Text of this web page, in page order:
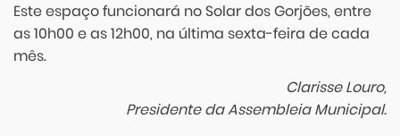
Este espaço funcionará no Solar dos Gorjões, entre
as 10h00 e as 12h00, na última sexta-feira de cada
mês.
Clarisse Louro,
Presidente da Assembleia Municipal.